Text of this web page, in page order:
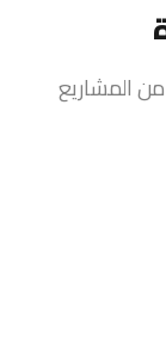
المشاريع